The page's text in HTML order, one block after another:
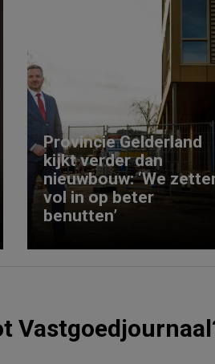
Provincie Gelderland
kijkt verder dan
nieuwbouw: ‘We
vol in op beter
benutten’